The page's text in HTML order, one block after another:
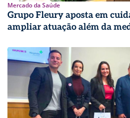
Mercado da Saúde
Grupo Fleury aposta em
ampliar atuação além da